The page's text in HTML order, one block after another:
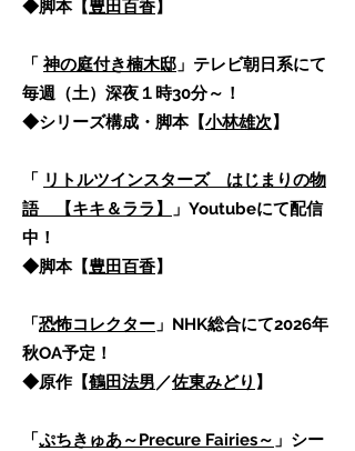
◆脚本【豊田百香】
「 神の庭付き楠木邸 」テレビ朝日系にて
毎週（土）深夜１時30分～！
◆シリーズ構成・脚本【小林雄次】
「 リトルツインスターズ はじまりの物
語 【キキ＆ララ】
」Youtubeにて配信
中！
◆脚本【豊⽥百⾹】
「恐怖コレクター 」NHK総合にて2026年
秋OA予定！
​◆原作【鶴田法男／佐東みどり 】​
「ぷちきゅあ～Precure Fairies～ 」シー